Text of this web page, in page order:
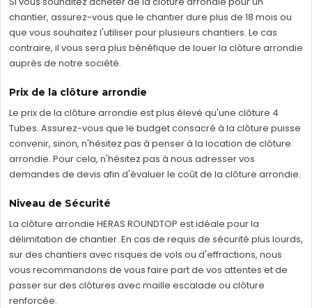
chantier, assurez-vous que le chantier dure plus de 18 mois ou
que vous souhaitez l'utiliser pour plusieurs chantiers. Le cas
contraire, il vous sera plus bénéfique de louer la clôture arrondie
auprès de notre société.
Prix de la clôture arrondie
Le prix de la clôture arrondie est plus élevé qu'une clôture 4
Tubes. Assurez-vous que le budget consacré à la clôture puisse
convenir, sinon, n'hésitez pas à penser à la location de clôture
arrondie. Pour cela, n'hésitez pas à nous adresser vos
demandes de devis afin d'évaluer le coût de la clôture arrondie.
Niveau de Sécurité
La clôture arrondie HERAS ROUNDTOP est idéale pour la
délimitation de chantier. En cas de requis de sécurité plus lourds,
sur des chantiers avec risques de vols ou d'effractions, nous
vous recommandons de vous faire part de vos attentes et de
passer sur des clôtures avec maille escalade ou clôture
renforcée.